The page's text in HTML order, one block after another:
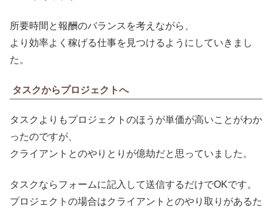
所要時間と報酬のバランスを考えながら、
より効率よく稼げる仕事を見つけるようにしていきまし
た。
タスクからプロジェクトへ
タスクよりもプロジェクトのほうが単価が高いことがわか
ったのですが、
クライアントとのやりとりが億劫だと思っていました。
タスクならフォームに記入して送信するだけでOKです。
プロジェクトの場合はクライアントとのやり取りがあるた